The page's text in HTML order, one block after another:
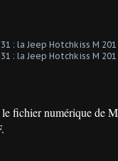
fichier numérique de